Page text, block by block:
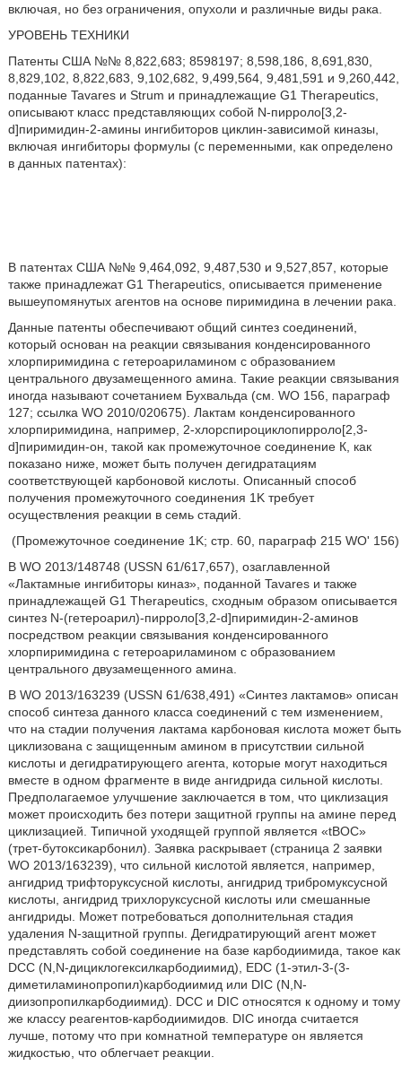
включая, но без ограничения, опухоли и различные виды рака.
УРОВЕНЬ ТЕХНИКИ
Патенты США №№ 8,822,683; 8598197; 8,598,186, 8,691,830,
8,829,102, 8,822,683, 9,102,682, 9,499,564, 9,481,591 и 9,260,442,
поданные Tavares и Strum и принадлежащие G1 Therapeutics,
описывают класс представляющих собой N-пирроло[3,2-
d]пиримидин-2-амины ингибиторов циклин-зависимой киназы,
включая ингибиторы формулы (с переменными, как определено
в данных патентах):
В патентах США №№ 9,464,092, 9,487,530 и 9,527,857, которые
также принадлежат G1 Therapeutics, описывается применение
вышеупомянутых агентов на основе пиримидина в лечении рака.
Данные патенты обеспечивают общий синтез соединений,
который основан на реакции связывания конденсированного
хлорпиримидина с гетероариламином с образованием
центрального двузамещенного амина. Такие реакции связывания
иногда называют сочетанием Бухвальда (см. WO 156, параграф
127; ссылка WO 2010/020675). Лактам конденсированного
хлорпиримидина, например, 2-хлорспироциклопирроло[2,3-
d]пиримидин-он, такой как промежуточное соединение К, как
показано ниже, может быть получен дегидратациям
соответствующей карбоновой кислоты. Описанный способ
получения промежуточного соединения 1K требует
осуществления реакции в семь стадий.
(Промежуточное соединение 1K; стр. 60, параграф 215 WO' 156)
В WO 2013/148748 (USSN 61/617,657), озаглавленной
«Лактамные ингибиторы киназ», поданной Tavares и также
принадлежащей G1 Therapeutics, сходным образом описывается
синтез N-(гетероарил)-пирроло[3,2-d]пиримидин-2-аминов
посредством реакции связывания конденсированного
хлорпиримидина с гетероариламином с образованием
центрального двузамещенного амина.
В WO 2013/163239 (USSN 61/638,491) «Синтез лактамов» описан
способ синтеза данного класса соединений с тем изменением,
что на стадии получения лактама карбоновая кислота может быть
циклизована с защищенным амином в присутствии сильной
кислоты и дегидратирующего агента, которые могут находиться
вместе в одном фрагменте в виде ангидрида сильной кислоты.
Предполагаемое улучшение заключается в том, что циклизация
может происходить без потери защитной группы на амине перед
циклизацией. Типичной уходящей группой является «tBOC»
(трет-бутоксикарбонил). Заявка раскрывает (страница 2 заявки
WO 2013/163239), что сильной кислотой является, например,
ангидрид трифторуксусной кислоты, ангидрид трибромуксусной
кислоты, ангидрид трихлоруксусной кислоты или смешанные
ангидриды. Может потребоваться дополнительная стадия
удаления N-защитной группы. Дегидратирующий агент может
представлять собой соединение на базе карбодиимида, такое как
DCC (N,N-дициклогексилкарбодиимид), EDC (1-этил-3-(3-
диметиламинопропил)карбодиимид или DIC (N,N-
диизопропилкарбодиимид). DCC и DIC относятся к одному и тому
же классу реагентов-карбодиимидов. DIC иногда считается
лучше, потому что при комнатной температуре он является
жидкостью, что облегчает реакции.